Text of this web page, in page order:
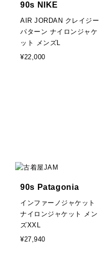
90s NIKE
AIR JORDAN クレイジー
パターン ナイロンジャケ
ット メンズL
¥22,000
90s Patagonia
インファーノジャケット
ナイロンジャケット メン
ズXXL
¥27,940